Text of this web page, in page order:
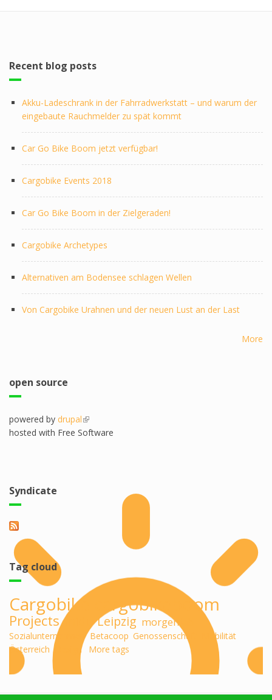
Recent blog posts
Akku-Ladeschrank in der Fahrradwerkstatt – und warum der
eingebaute Rauchmelder zu spät kommt
Car Go Bike Boom jetzt verfügbar!
Cargobike Events 2018
Car Go Bike Boom in der Zielgeraden!
Cargobike Archetypes
Alternativen am Bodensee schlagen Wellen
Von Cargobike Urahnen und der neuen Lust an der Last
More
open source
powered by drupal(link is external)
hosted with Free Software
Syndicate
Tag cloud
Cargobike cargobikeboom
Projects midu Leipzig morgenlab
Sozialunternehmen Betacoop Genossenschaft
Mobilität
Österreich
Design More tags